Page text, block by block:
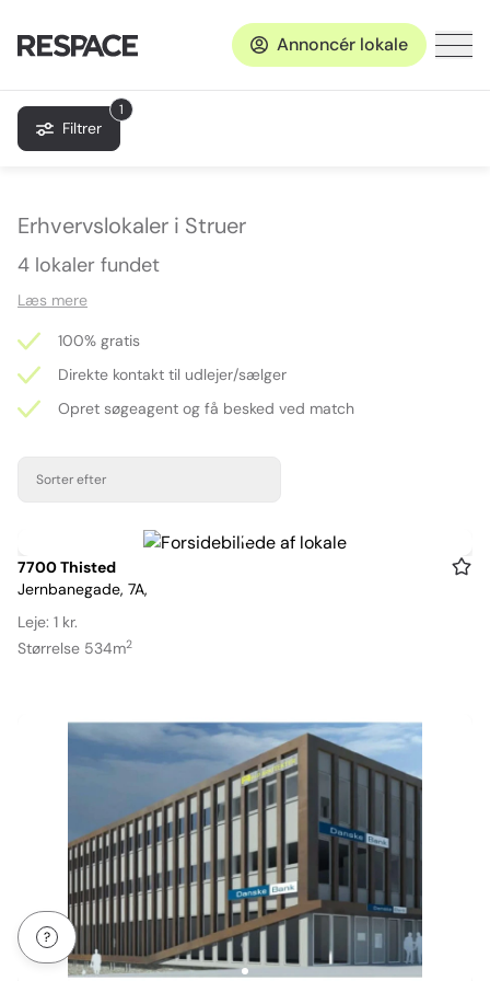
Annoncér lokale
1
Filtrer
Erhvervslokaler i Struer
4 lokaler fundet
Læs mere
100% gratis
Direkte kontakt til udlejer/sælger
Opret søgeagent og få besked ved match
Sorter efter
Item
1
of
1
7700 Thisted
Jernbanegade, 7A,
Leje: 1 kr.
Størrelse 534m2